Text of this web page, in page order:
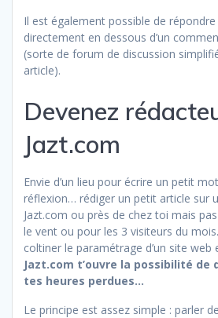
Il est également possible de
directement en dessous d’un
(sorte de forum de discussion
article).
Devenez
Jazt.com
Envie d’un lieu pour écrire un petit
réflexion… rédiger un petit article sur
Jazt.com ou près de chez toi mais pas
le vent ou pour les 3 visiteurs du
coltiner le paramétrage d’un site
Jazt.com t’ouvre la possibilité de
tes heures perdues…
Le principe est assez simple : parler